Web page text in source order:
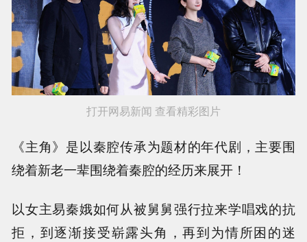
打开网易新闻 查看精彩图片
《主角》是以秦腔传承为题材的年代剧，主要围
绕着新老一辈围绕着秦腔的经历来展开！
以女主易秦娥如何从被舅舅强行拉来学唱戏的抗
拒，到逐渐接受崭露头角，再到为情所困的迷